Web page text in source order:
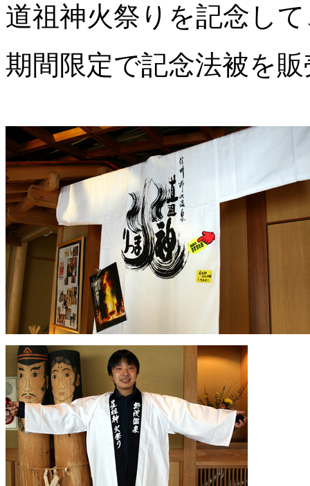
道祖神火祭りを記念し
期間限定で記念法被を